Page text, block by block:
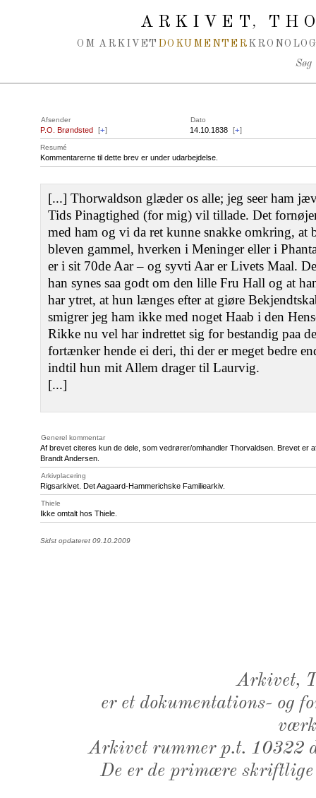
ARKIVET,
OM ARKIVET DOKUMENTER
Søg
Afsender Dato
P.O. Brøndsted [+] 14.10.1838 [+]
Resumé
Kommentarerne til dette brev er under udarbejdelse.
[...] Thorwaldson glæder os alle; jeg seer ham
Tids Pinagtighed (for mig) vil tillade. Det
med ham og vi da ret kunne snakke omkring, at
bleven gammel, hverken i Meninger eller i
er i sit 70de Aar – og syvti Aar er Livets Maal.
han synes saa godt om den lille Fru Hall og at
har ytret, at hun længes efter at giøre
smigrer jeg ham ikke med noget Haab i den
Rikke nu vel har indrettet sig for bestandig paa
fortænker hende ei deri, thi der er meget bedre
indtil hun mit Allem drager til Laurvig.
[...]
Generel kommentar
Af brevet citeres kun de dele, som vedrører/omhandler Thorvaldsen. Brevet er
Brandt Andersen.
Arkivplacering
Rigsarkivet. Det Aagaard-Hammerichske Familiearkiv.
Thiele
Ikke omtalt hos Thiele.
Sidst opdateret 09.10.2009
Arkivet,
er et dokumentations- og
Arkivet rummer p.t. 10322
De er de primære